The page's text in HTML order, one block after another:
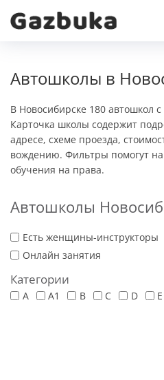
Автошколы в
В Новосибирске 180 автошкол
Карточка школы содержит
адресе, схеме проезда,
вождению. Фильтры помогут
обучения на права.
Автошколы
Есть женщины-инструкторы
Онлайн занятия
Категории
A A1 B C D E